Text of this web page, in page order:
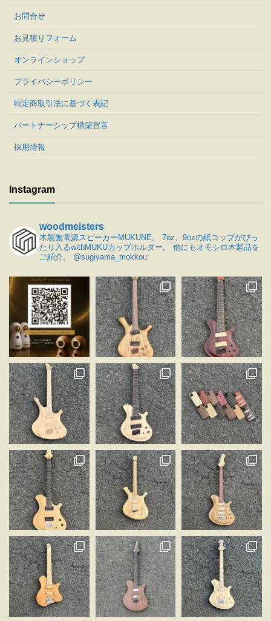
お問合せ
お見積りフォーム
オンラインショップ
プライバシーポリシー
特定商取引法に基づく表記
パートナーシップ構築宣言
採用情報
Instagram
woodmeisters
木製無電源スピーカーMUKUNE。
7oz、9ozの紙コップがぴっ
たり入るwithMUKUカップホルダー。
他にもオモシロ木製品を
ご紹介。
@sugiyama_mokkou